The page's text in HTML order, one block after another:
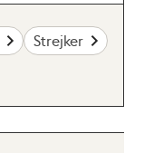
Strejker